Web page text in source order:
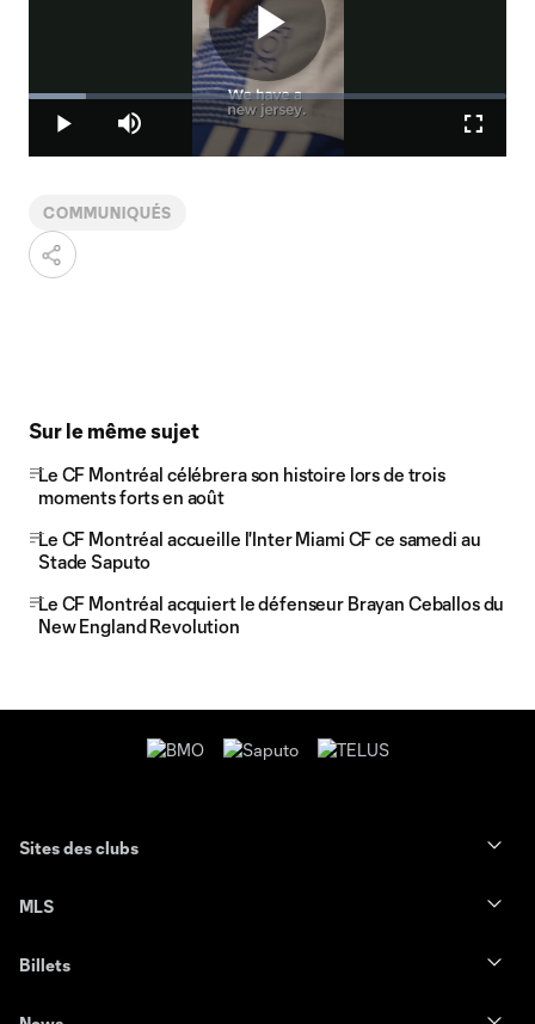
Play
Play Mute
Loaded:
12.01%
COMMUNIQUÉS
Sur le même sujet
Le CF Montréal célébrera son histoire lors de trois
moments forts en août
Le CF Montréal accueille l'Inter Miami CF ce samedi au
Stade Saputo
Le CF Montréal acquiert le défenseur Brayan Ceballos du
New England Revolution
Sites des clubs
MLS
Billets